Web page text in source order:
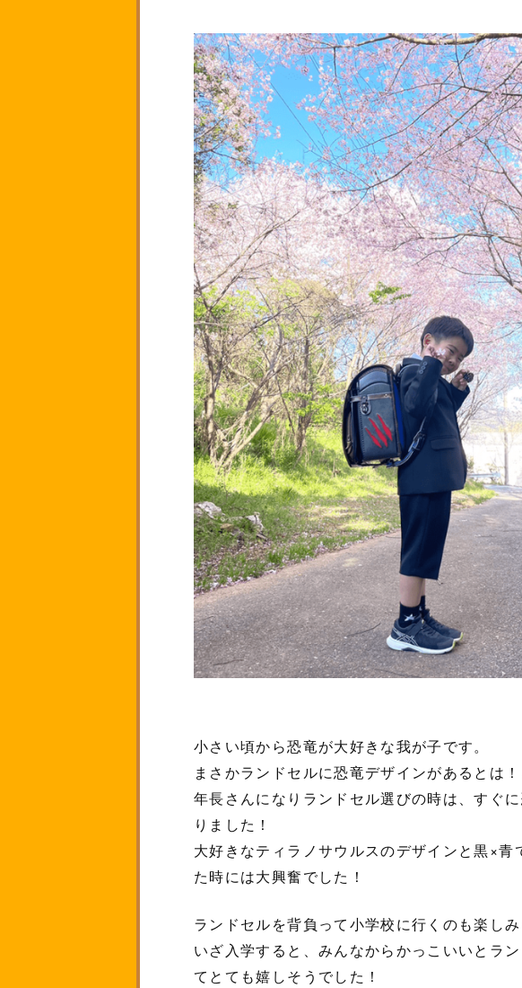
小さい頃から恐竜が大好きな我が子です。
まさかランドセルに恐竜デザインがあるとは！
年長さんになりランドセル選びの時は、すぐ
りました！
大好きなティラノサウルスのデザインと黒×青
た時には大興奮でした！
ランドセルを背負って小学校に行くのも楽し
いざ入学すると、みんなからかっこいいとラ
てとても嬉しそうでした！